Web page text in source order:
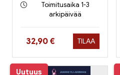
Toimitusaika 1-3
arkipäivää
Hinta nyt
32,90 € TILAA
Uutuus